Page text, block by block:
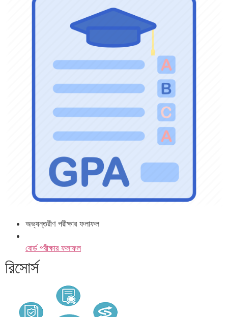
অভ্যন্তরীণ পরীক্ষার ফলাফল
বোর্ড পরীক্ষার ফলাফল
রিসোর্স